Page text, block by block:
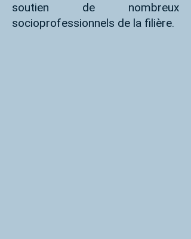
soutien de nombreux
socioprofessionnels de la filière.